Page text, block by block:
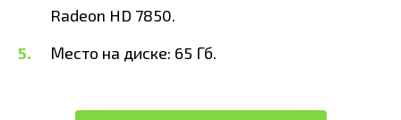
Radeon HD 7850.
Место на диске: 65 Гб.